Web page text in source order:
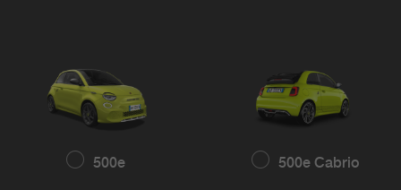
500e 500e Cabrio